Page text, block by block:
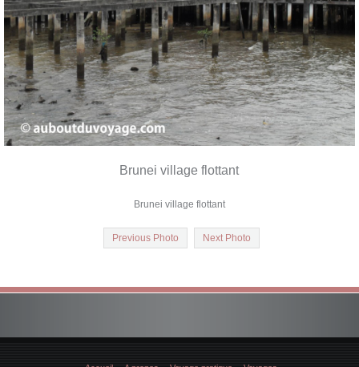
Brunei village flottant
Brunei village flottant
Previous Photo Next Photo